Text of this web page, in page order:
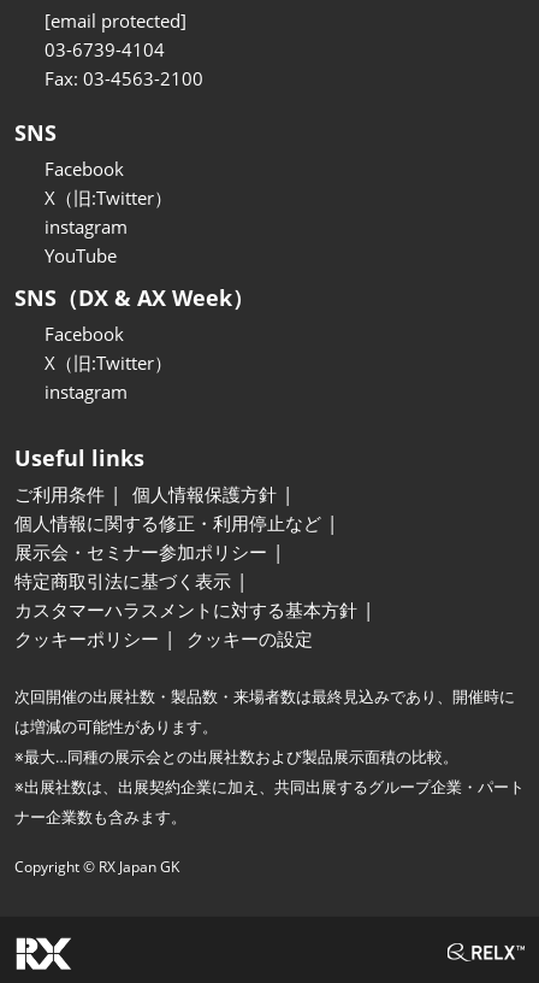
[email protected]
03-6739-4104
Fax: 03-4563-2100
SNS
Facebook
X（旧:Twitter）
instagram
YouTube
SNS（DX & AX Week）
Facebook
X（旧:Twitter）
instagram
Useful links
ご利用条件
個人情報保護方針
個人情報に関する修正・利用停止など
展示会・セミナー参加ポリシー
特定商取引法に基づく表示
カスタマーハラスメントに対する基本方針
クッキーポリシー
クッキーの設定
次回開催の出展社数・製品数・来場者数は最終見込みであり、開催時に
は増減の可能性があります。
※最大…同種の展示会との出展社数および製品展示面積の比較。
※出展社数は、出展契約企業に加え、共同出展するグループ企業・パート
ナー企業数も含みます。
Copyright © RX Japan GK